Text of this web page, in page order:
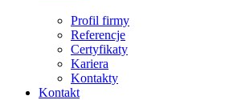
Profil firmy
Referencje
Certyfikaty
Kariera
Kontakty
Kontakt